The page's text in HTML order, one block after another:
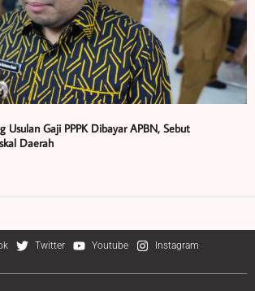
Usulan Gaji PPPK Dibayar APBN, Sebut
Daerah
Twitter Youtube Instagram